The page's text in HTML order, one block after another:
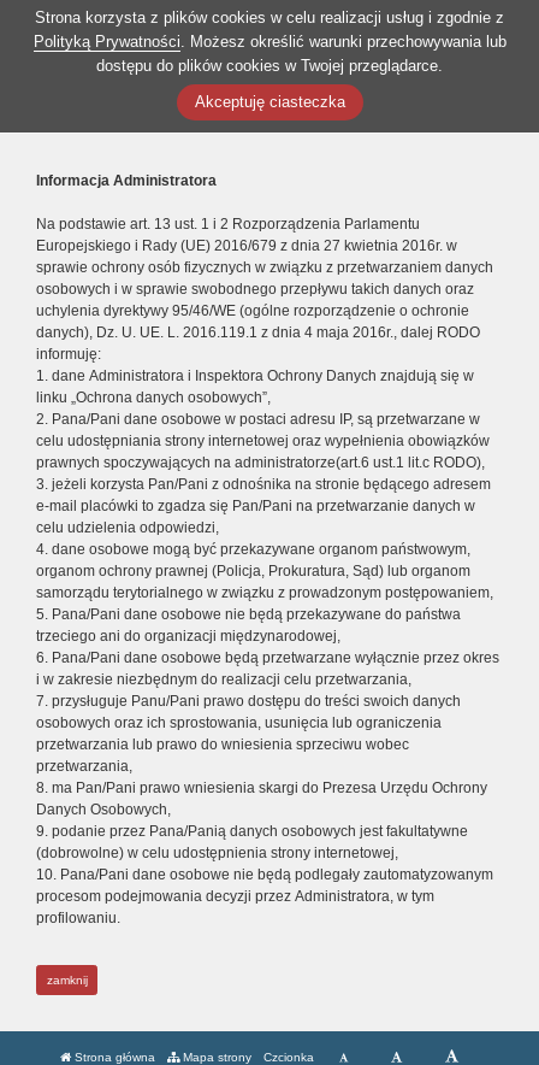
Strona korzysta z plików cookies w celu realizacji usług i zgodnie z
Polityką Prywatności. Możesz określić warunki przechowywania lub
dostępu do plików cookies w Twojej przeglądarce.
Akceptuję ciasteczka
Informacja Administratora
Na podstawie art. 13 ust. 1 i 2 Rozporządzenia Parlamentu
Europejskiego i Rady (UE) 2016/679 z dnia 27 kwietnia 2016r. w
sprawie ochrony osób fizycznych w związku z przetwarzaniem danych
osobowych i w sprawie swobodnego przepływu takich danych oraz
uchylenia dyrektywy 95/46/WE (ogólne rozporządzenie o ochronie
danych), Dz. U. UE. L. 2016.119.1 z dnia 4 maja 2016r., dalej RODO
informuję:
1. dane Administratora i Inspektora Ochrony Danych znajdują się w
linku „Ochrona danych osobowych”,
2. Pana/Pani dane osobowe w postaci adresu IP, są przetwarzane w
celu udostępniania strony internetowej oraz wypełnienia obowiązków
prawnych spoczywających na administratorze(art.6 ust.1 lit.c RODO),
3. jeżeli korzysta Pan/Pani z odnośnika na stronie będącego adresem
e-mail placówki to zgadza się Pan/Pani na przetwarzanie danych w
celu udzielenia odpowiedzi,
4. dane osobowe mogą być przekazywane organom państwowym,
organom ochrony prawnej (Policja, Prokuratura, Sąd) lub organom
samorządu terytorialnego w związku z prowadzonym postępowaniem,
5. Pana/Pani dane osobowe nie będą przekazywane do państwa
trzeciego ani do organizacji międzynarodowej,
6. Pana/Pani dane osobowe będą przetwarzane wyłącznie przez okres
i w zakresie niezbędnym do realizacji celu przetwarzania,
7. przysługuje Panu/Pani prawo dostępu do treści swoich danych
osobowych oraz ich sprostowania, usunięcia lub ograniczenia
przetwarzania lub prawo do wniesienia sprzeciwu wobec
przetwarzania,
8. ma Pan/Pani prawo wniesienia skargi do Prezesa Urzędu Ochrony
Danych Osobowych,
9. podanie przez Pana/Panią danych osobowych jest fakultatywne
(dobrowolne) w celu udostępnienia strony internetowej,
10. Pana/Pani dane osobowe nie będą podlegały zautomatyzowanym
procesom podejmowania decyzji przez Administratora, w tym
profilowaniu.
zamknij
Strona główna Mapa strony Czcionka